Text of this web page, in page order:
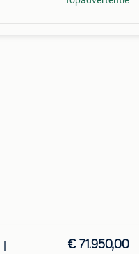
|
€ 71.950,00